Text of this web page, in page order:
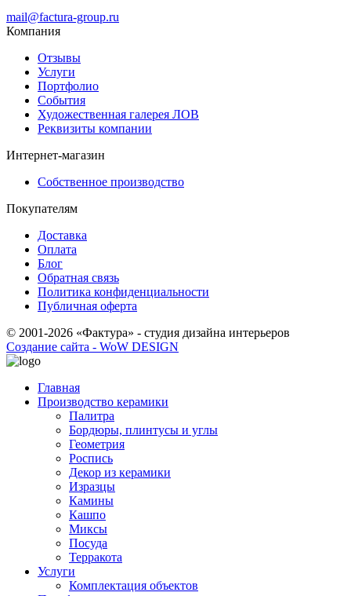
mail@factura-group.ru
Компания
Отзывы
Услуги
Портфолио
События
Художественная галерея ЛОВ
Реквизиты компании
Интернет-магазин
Собственное производство
Покупателям
Доставка
Оплата
Блог
Обратная связь
Политика конфиденциальности
Публичная оферта
© 2001-2026 «Фактура» - студия дизайна интерьеров
Создание сайта - WoW DESIGN
Главная
Производство керамики
Палитра
Бордюры, плинтусы и углы
Геометрия
Роспись
Декор из керамики
Изразцы
Камины
Кашпо
Миксы
Посуда
Терракота
Услуги
Комплектация объектов